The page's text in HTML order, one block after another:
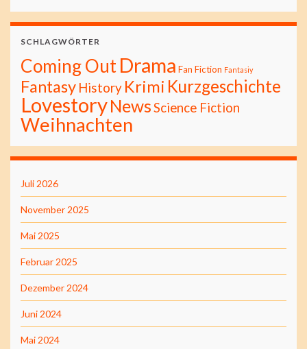
SCHLAGWÖRTER
Coming OutDrama Fan Fiction Fantasiy
Fantasy History Krimi Kurzgeschichte
LovestoryNewsScience Fiction
Weihnachten
Juli 2026
November 2025
Mai 2025
Februar 2025
Dezember 2024
Juni 2024
Mai 2024